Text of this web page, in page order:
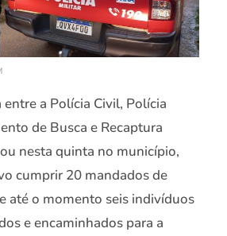
a Polícia Civil, Polícia
de Busca e Recaptura
nesta quinta no município,
cumprir 20 mandados de
até o momento seis indivíduos
e encaminhados para a